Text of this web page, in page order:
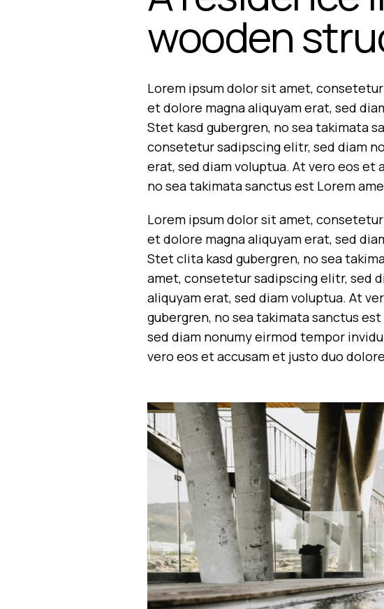
wooden
Lorem ipsum dolor sit amet,
et dolore magna aliquyam erat, sed
Stet kasd gubergren, no sea takimata
consetetur sadipscing elitr, sed diam
erat, sed diam voluptua. At vero eos
no sea takimata sanctus est Lorem
Lorem ipsum dolor sit amet,
et dolore magna aliquyam erat, sed
Stet clita kasd gubergren, no sea
amet, consetetur sadipscing elitr, sed
aliquyam erat, sed diam voluptua. At
gubergren, no sea takimata sanctus
sed diam nonumy eirmod tempor
vero eos et accusam et justo duo